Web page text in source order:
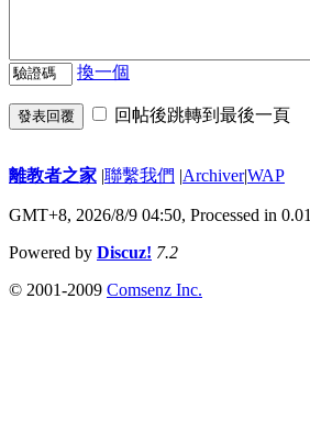
換一個
發表回覆 回帖後跳轉到最後一頁
離教者之家 |聯繫我們 |Archiver|WAP
GMT+8, 2026/8/9 04:50, Processed in
Powered by Discuz! 7.2
© 2001-2009 Comsenz Inc.